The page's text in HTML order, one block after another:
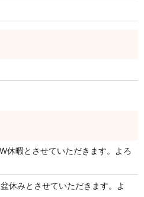
休暇とさせていただきます。よろ
休みとさせていただきます。よ